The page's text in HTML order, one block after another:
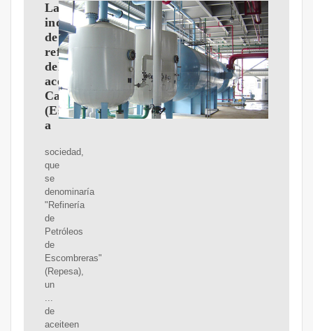
La
industria
de
refino
del
aceiteen
Cartagena
(Espa?
a
sociedad,
que
se
denominaría
"Refinería
de
Petróleos
de
Escombreras"
(Repesa),
un
...
de
aceiteen